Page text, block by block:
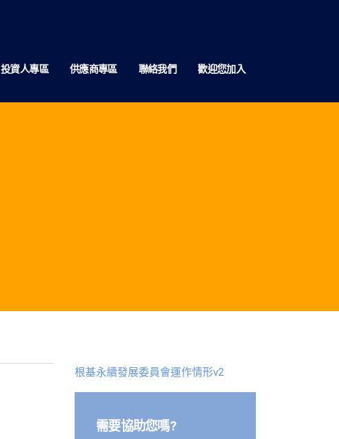
投資人專區 供應商專區 聯絡我們 歡迎您加入
根基永續發展委員會運作情形v2
需要協助您嗎?